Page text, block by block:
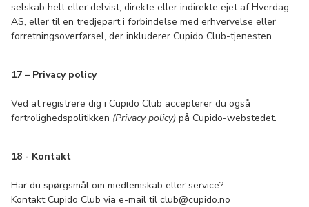
selskab helt eller delvist, direkte eller indirekte ejet af Hverdag
AS, eller til en tredjepart i forbindelse med erhvervelse eller
forretningsoverførsel, der inkluderer Cupido Club-tjenesten.
17 – Privacy policy
Ved at registrere dig i Cupido Club accepterer du også
fortrolighedspolitikken (Privacy policy) på Cupido-webstedet.
18 - Kontakt
Har du spørgsmål om medlemskab eller service?
Kontakt Cupido Club via e-mail til club@cupido.no